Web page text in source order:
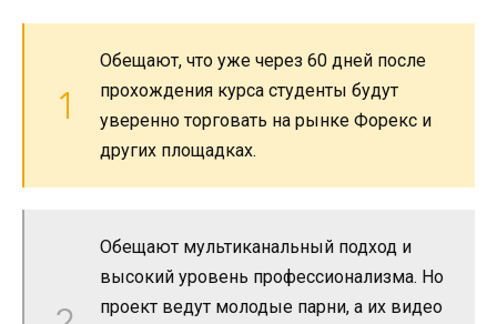
Обещают, что уже через 60 дней после
прохождения курса студенты будут
уверенно торговать на рынке Форекс и
других площадках.
Обещают мультиканальный подход и
высокий уровень профессионализма. Но
проект ведут молодые парни, а их видео